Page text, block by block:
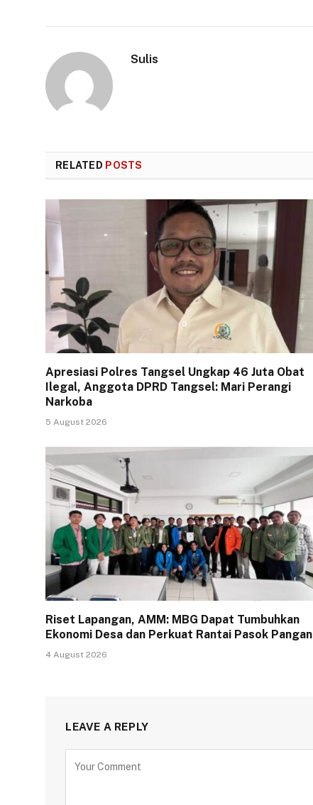
Sulis
RELATED POSTS
Apresiasi Polres Tangsel Ungkap 46 Juta Obat
Ilegal, Anggota DPRD Tangsel: Mari Perangi
Narkoba
5 August 2026
Riset Lapangan, AMM: MBG Dapat Tumbuhkan
Ekonomi Desa dan Perkuat Rantai Pasok Pangan
4 August 2026
LEAVE A REPLY